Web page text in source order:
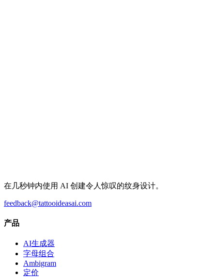
在几秒钟内使用 AI 创建令人惊叹的纹身设计。
feedback@tattooideasai.com
产品
AI生成器
字母组合
Ambigram
定价